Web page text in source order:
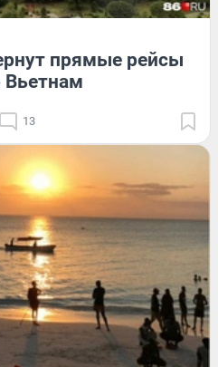
прямые рейсы
Вьетнам
13